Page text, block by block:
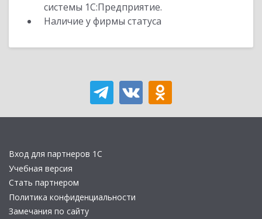
системы 1С:Предприятие.
Наличие у фирмы статуса
Вход для партнеров 1С
Учебная версия
Стать партнером
Политика конфиденциальности
Замечания по сайту